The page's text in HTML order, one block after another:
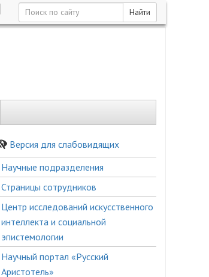
Найти
Версия для слабовидящих
Боковое
меню
Научные подразделения
Страницы сотрудников
Центр исследований искусственного
интеллекта и социальной
эпистемологии
Научный портал «Русский
Аристотель»